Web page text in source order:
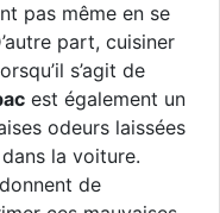
pas même en se
part, cuisiner
s’agit de
est également un
odeurs laissées
la voiture.
de